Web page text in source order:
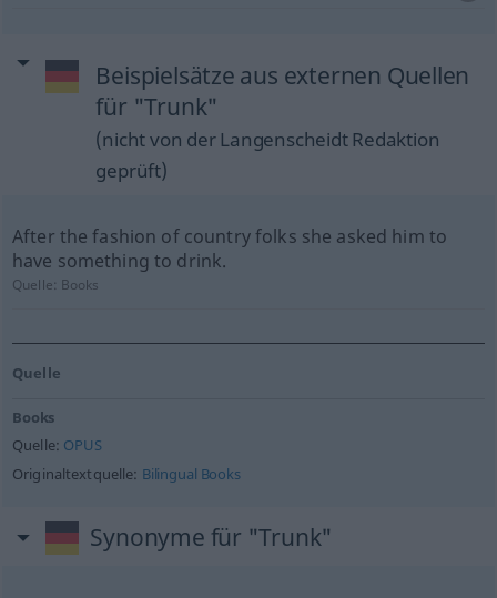
Beispielsätze aus externen Quellen
für "Trunk"
(nicht von der Langenscheidt Redaktion
geprüft)
After the fashion of country folks she asked him to
have something to drink.
Quelle: Books
Quelle
Books
Quelle: OPUS
Originaltextquelle: Bilingual Books
Synonyme für "Trunk"